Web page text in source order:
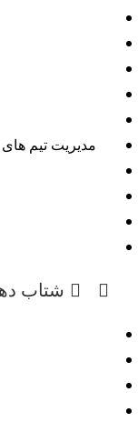
مدیریت تیم
شتاب